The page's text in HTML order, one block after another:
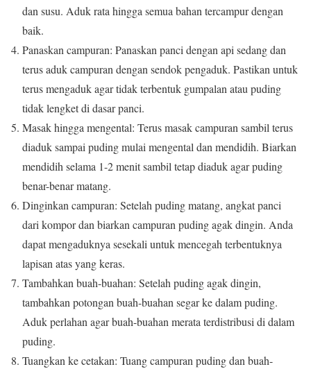
dan susu. Aduk rata hingga semua bahan tercampur dengan
baik.
Panaskan campuran: Panaskan panci dengan api sedang dan
terus aduk campuran dengan sendok pengaduk. Pastikan untuk
terus mengaduk agar tidak terbentuk gumpalan atau puding
tidak lengket di dasar panci.
Masak hingga mengental: Terus masak campuran sambil terus
diaduk sampai puding mulai mengental dan mendidih. Biarkan
mendidih selama 1-2 menit sambil tetap diaduk agar puding
benar-benar matang.
Dinginkan campuran: Setelah puding matang, angkat panci
dari kompor dan biarkan campuran puding agak dingin. Anda
dapat mengaduknya sesekali untuk mencegah terbentuknya
lapisan atas yang keras.
Tambahkan buah-buahan: Setelah puding agak dingin,
tambahkan potongan buah-buahan segar ke dalam puding.
Aduk perlahan agar buah-buahan merata terdistribusi di dalam
puding.
Tuangkan ke cetakan: Tuang campuran puding dan buah-